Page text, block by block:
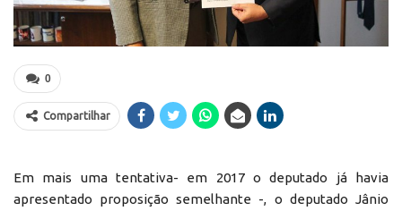
0
Compartilhar
Em mais uma tentativa- em 2017 o deputado já havia
apresentado proposição semelhante -, o deputado Jânio